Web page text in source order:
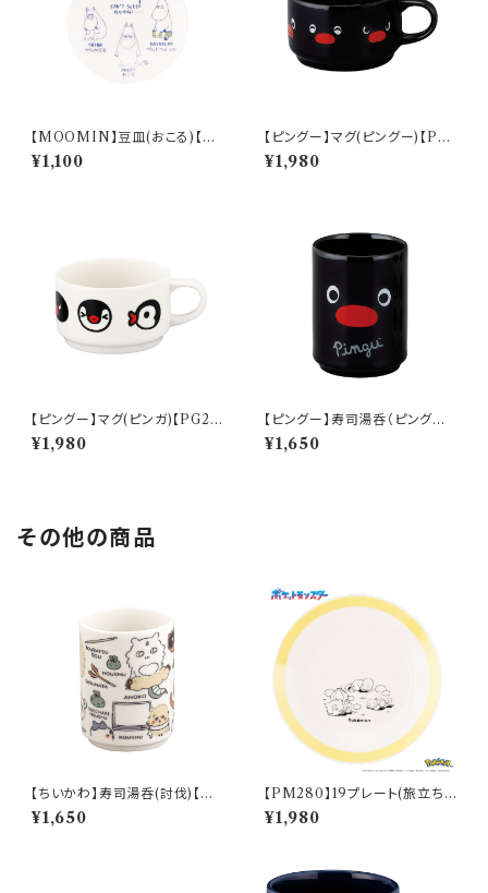
【MOOMIN】豆皿(おこる)【M
M14000】MM14003-333
¥1,100
【ピングー】マグ(ピングー)【PG2
0】PG21-11
¥1,980
【ピングー】マグ(ピンガ)【PG2
0】PG22-11
¥1,980
【ピングー】寿司湯呑（ピングー）
【PG20】PG21-327
¥1,650
その他の商品
【ちいかわ】寿司湯呑(討伐)【CK
W50】CKW52-327
¥1,650
【PM280】19プレート(旅立ち)
【Daily Sketch】PM285-330
¥1,980